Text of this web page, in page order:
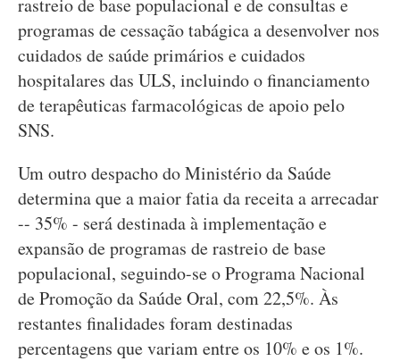
rastreio de base populacional e de consultas e
programas de cessação tabágica a desenvolver nos
cuidados de saúde primários e cuidados
hospitalares das ULS, incluindo o financiamento
de terapêuticas farmacológicas de apoio pelo
SNS.
Um outro despacho do Ministério da Saúde
determina que a maior fatia da receita a arrecadar
-- 35% - será destinada à implementação e
expansão de programas de rastreio de base
populacional, seguindo-se o Programa Nacional
de Promoção da Saúde Oral, com 22,5%. Às
restantes finalidades foram destinadas
percentagens que variam entre os 10% e os 1%.